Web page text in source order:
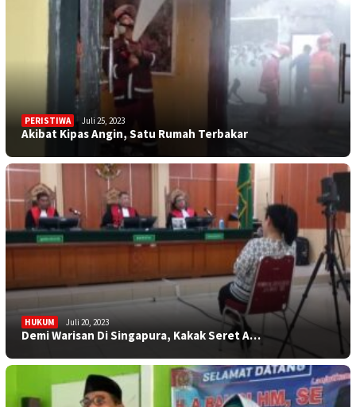
PERISTIWA Juli 25, 2023
Akibat Kipas Angin, Satu Rumah Terbakar
HUKUM Juli 20, 2023
Demi Warisan Di Singapura, Kakak Seret A…